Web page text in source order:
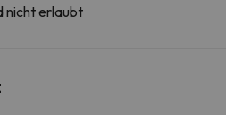
nicht erlaubt